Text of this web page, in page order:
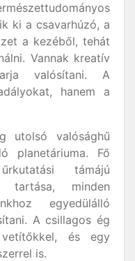
ki a csavarhúzó, a
a kezéből, tehát
Vannak kreatív
valósítani. A
hanem a
utolsó valósághű
planetáriuma. Fő
támájú
tartása, minden
egyedülálló
A csillagos ég
és egy
is.